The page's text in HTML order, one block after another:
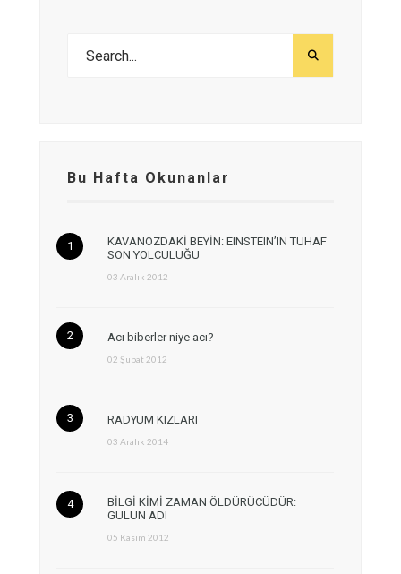
Bu Hafta Okunanlar
KAVANOZDAKİ BEYİN: EINSTEIN’IN TUHAF
SON YOLCULUĞU
03 Aralık 2012
Acı biberler niye acı?
02 Şubat 2012
RADYUM KIZLARI
03 Aralık 2014
BİLGİ KİMİ ZAMAN ÖLDÜRÜCÜDÜR:
GÜLÜN ADI
05 Kasım 2012